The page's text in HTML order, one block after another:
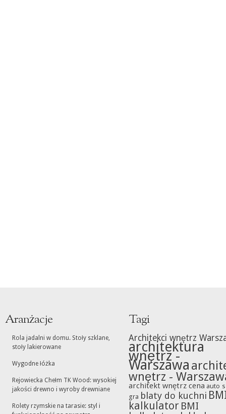
Aranżacje
Rola jadalni w domu. Stoły szklane,
stoły lakierowane
Wygodne łóżka
Rejowiecka Chełm TK Wood: wysokiej
jakości drewno i wyroby drewniane
Rolety rzymskie na tarasie: styl i
Tagi
Architekci wnętrz
architektura
wnętrz -
Warszawa
wnętrz -
architekt wnętrz cena auto
gra blaty do kuchni
kalkulator BMI